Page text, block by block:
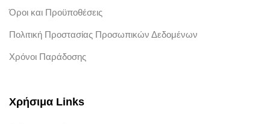
Όροι και Προϋποθέσεις
Πολιτική Προστασίας Προσωπικών Δεδομένων
Χρόνοι Παράδοσης
Χρήσιμα Links